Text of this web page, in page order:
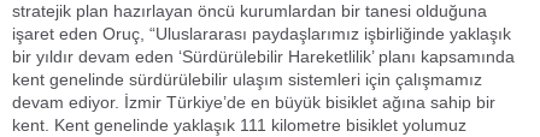
stratejik plan hazırlayan öncü kurumlardan bir tanesi olduğuna
işaret eden Oruç, “Uluslararası paydaşlarımız işbirliğinde yaklaşık
bir yıldır devam eden ‘Sürdürülebilir Hareketlilik’ planı kapsamında
kent genelinde sürdürülebilir ulaşım sistemleri için çalışmamız
devam ediyor. İzmir Türkiye’de en büyük bisiklet ağına sahip bir
kent. Kent genelinde yaklaşık 111 kilometre bisiklet yolumuz